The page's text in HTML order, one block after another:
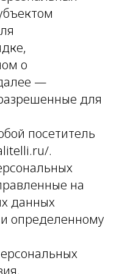
о
—
для
посетитель
.
на
данных
определенному